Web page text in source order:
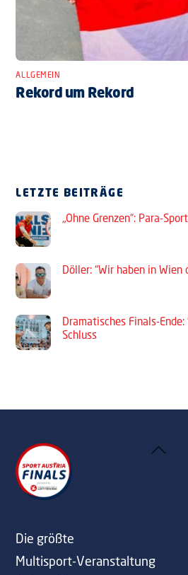
ALLGEMEIN
Rekord um Rekord
LETZTE BEITRÄGE
„Ohne Grenzen“: Para-
Döller: “Wir haben in Wien
Dramatisches Finals-
Schluss
Back
Die größte
Multisport-Veranstaltung